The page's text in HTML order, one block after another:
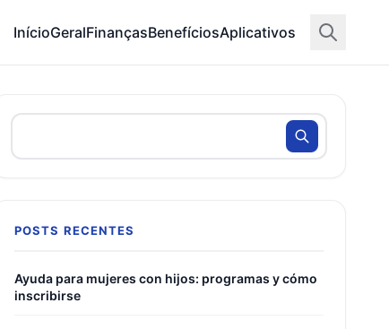
InícioGeralFinançasBenefíciosAplicativos
POSTS RECENTES
Ayuda para mujeres con hijos: programas y cómo
inscribirse